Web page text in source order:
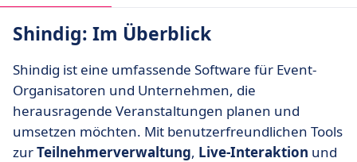
Shindig: Im Überblick
Shindig ist eine umfassende Software für Event-
Organisatoren und Unternehmen, die
herausragende Veranstaltungen planen und
umsetzen möchten. Mit benutzerfreundlichen Tools
zurTeilnehmerverwaltung, Live-Interaktion und